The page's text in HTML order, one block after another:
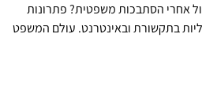
אחרי הסתבכות משפטית? פתרונות
בתקשורת ובאינטרנט. עולם המשפט